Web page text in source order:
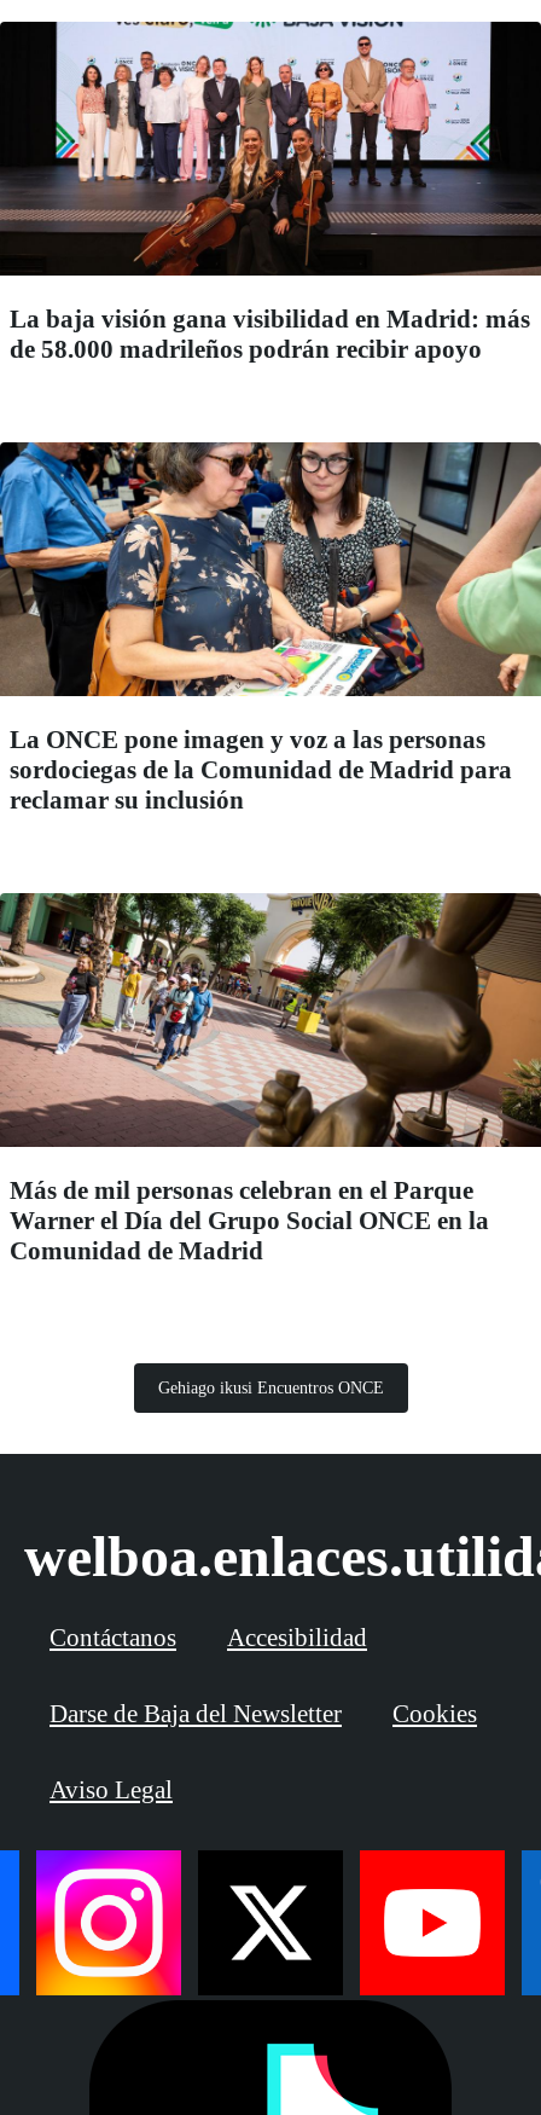
La baja visión gana visibilidad en Madrid: más
de 58.000 madrileños podrán recibir apoyo
La ONCE pone imagen y voz a las personas
sordociegas de la Comunidad de Madrid para
reclamar su inclusión
Más de mil personas celebran en el Parque
Warner el Día del Grupo Social ONCE en la
Comunidad de Madrid
Gehiago ikusi Encuentros ONCE
Contáctanos Accesibilidad
Darse de Baja del Newsletter Cookies
Aviso Legal